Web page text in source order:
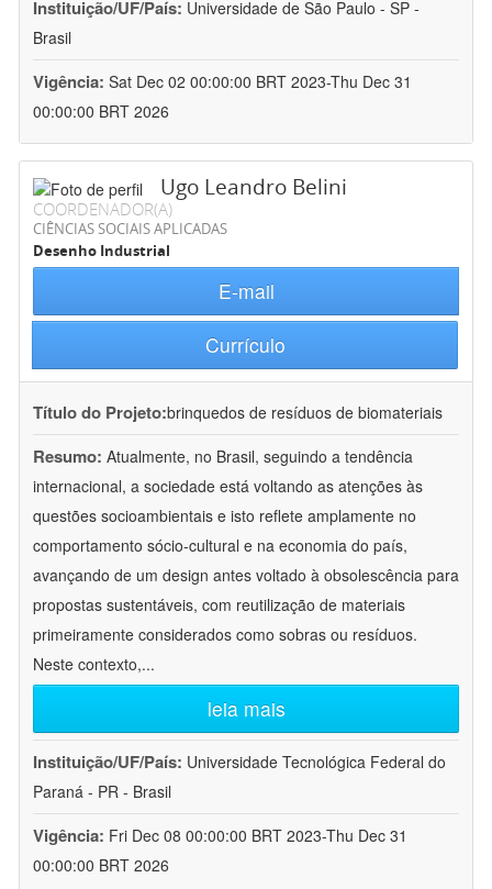
Instituição/UF/País: Universidade de São Paulo - SP -
Brasil
Vigência: Sat Dec 02 00:00:00 BRT 2023-Thu Dec 31
00:00:00 BRT 2026
Ugo Leandro Belini
COORDENADOR(A)
CIÊNCIAS SOCIAIS APLICADAS
Desenho Industrial
E-mail
Currículo
Título do Projeto:brinquedos de resíduos de biomateriais
Resumo: Atualmente, no Brasil, seguindo a tendência
internacional, a sociedade está voltando as atenções às
questões socioambientais e isto reflete amplamente no
comportamento sócio-cultural e na economia do país,
avançando de um design antes voltado à obsolescência para
propostas sustentáveis, com reutilização de materiais
primeiramente considerados como sobras ou resíduos.
Neste contexto,...
leia mais
Instituição/UF/País: Universidade Tecnológica Federal do
Paraná - PR - Brasil
Vigência: Fri Dec 08 00:00:00 BRT 2023-Thu Dec 31
00:00:00 BRT 2026